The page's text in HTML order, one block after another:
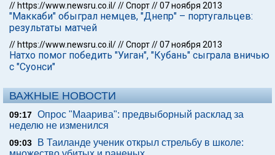
// https://www.newsru.co.il///Спорт//07 ноября 2013
"Маккаби" обыграл немцев, "Днепр" – португальцев:
результаты матчей
// https://www.newsru.co.il///Спорт//07 ноября 2013
Натхо помог победить "Уиган", "Кубань" сыграла вничью
с "Суонси"
ВАЖНЫЕ НОВОСТИ
09:17 Опрос "Mаарива": предвыборный расклад за
неделю не изменился
09:03
В Таиланде ученик открыл стрельбу в школе: